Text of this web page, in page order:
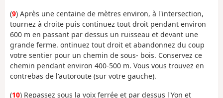
(9) Après une centaine de mètres environ, à l'intersection,
tournez à droite puis continuez tout droit pendant environ
600 m en passant par dessus un ruisseau et devant une
grande ferme. ontinuez tout droit et abandonnez du coup
votre sentier pour un chemin de sous- bois. Conservez ce
chemin pendant environ 400-500 m. Vous vous trouvez en
contrebas de l'autoroute (sur votre gauche).
(10) Repassez sous la voix ferrée et par dessus l'Yon et